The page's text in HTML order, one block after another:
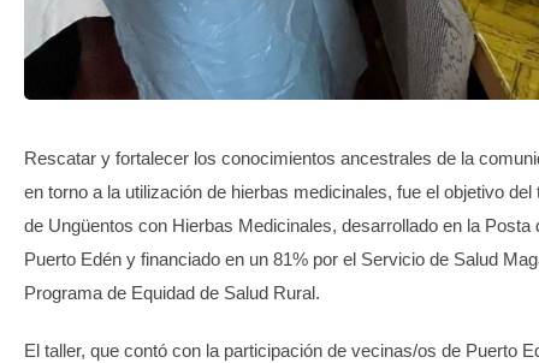
Rescatar y fortalecer los conocimientos ancestrales de la
en torno a la utilización de hierbas medicinales, fue el objetivo del
de Ungüentos con Hierbas Medicinales, desarrollado en la Posta
Puerto Edén y financiado en un 81% por el Servicio de Salud
Programa de Equidad de Salud Rural.
El taller, que contó con la participación de vecinas/os de Puerto